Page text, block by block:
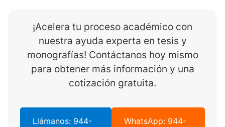
¡Acelera tu proceso académico con
nuestra ayuda experta en tesis y
monografías! Contáctanos hoy mismo
para obtener más información y una
cotización gratuita.
Llámanos: 944-
WhatsApp: 944-